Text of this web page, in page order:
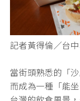
記者黃得倫／台
當街頭熟悉的「
而成為一種「能